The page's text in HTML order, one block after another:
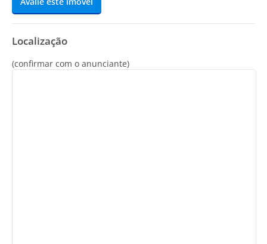
Localização
(confirmar com o anunciante)